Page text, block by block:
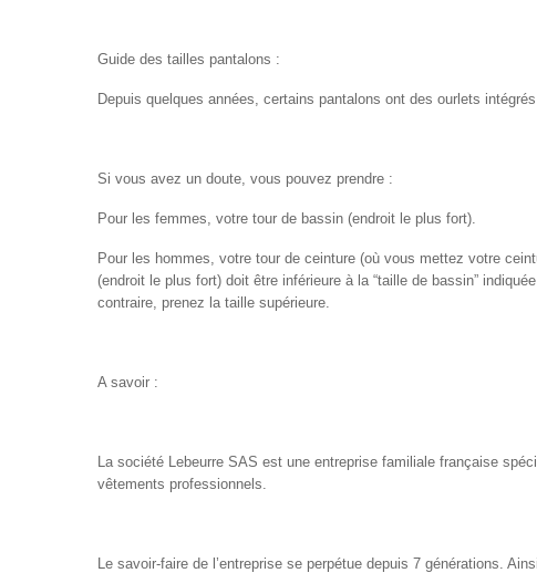
Guide des tailles pantalons :
Depuis quelques années, certains pantalons ont des ourlets
Si vous avez un doute, vous pouvez prendre :
Pour les femmes, votre tour de bassin (endroit le plus fort).
Pour les hommes, votre tour de ceinture (où vous mettez votre
(endroit le plus fort) doit être inférieure à la “taille de bassin”
contraire, prenez la taille supérieure.
A savoir :
La société Lebeurre SAS est une entreprise familiale française
vêtements professionnels.
Le savoir-faire de l’entreprise se perpétue depuis 7 générations.